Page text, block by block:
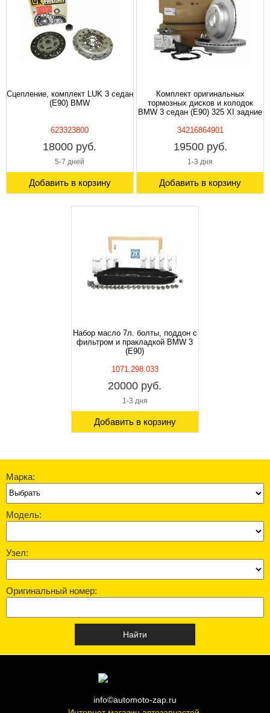
Сцепление, комплект LUK 3 седан
(E90) BMW
623323800
18000 руб.
5-7 дней
Добавить в корзину
Комплект оригинальных
тормозных дисков и колодок
BMW 3 седан (E90) 325 XI задние
34216864901
19500 руб.
1-3 дня
Добавить в корзину
Набор масло 7л. болты, поддон с
фильтром и пракладкой BMW 3
(E90)
1071.298.033
20000 руб.
1-3 дня
Добавить в корзину
Марка:
Модель:
Узел:
Оригинальный номер:
info©automoto-zap.ru